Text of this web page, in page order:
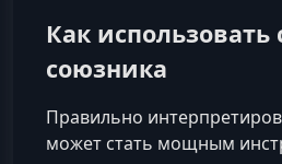
Как использовать
союзника
Правильно
может стать мощным